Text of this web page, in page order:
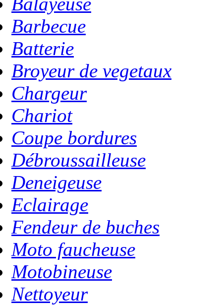
Barbecue
Batterie
Broyeur de vegetaux
Chargeur
Chariot
Coupe bordures
Débroussailleuse
Deneigeuse
Eclairage
Fendeur de buches
Moto faucheuse
Motobineuse
Nettoyeur